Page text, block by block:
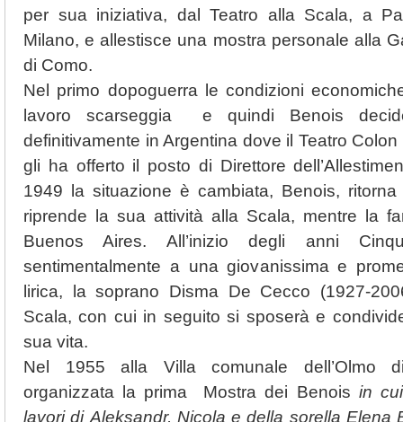
per sua iniziativa, dal Teatro alla Scala, a
Milano, e allestisce una mostra personale alla
di Como.
Nel primo dopoguerra le condizioni
lavoro scarseggia e quindi Benois
definitivamente in Argentina dove il Teatro
gli ha offerto il posto di Direttore
1949 la situazione è cambiata, Benois,
riprende la sua attività alla Scala, mentre la
Buenos Aires. All’inizio degli anni
sentimentalmente a una giovanissima e
lirica, la soprano Disma De Cecco (1927-
Scala, con cui in seguito si sposerà e
sua vita.
Nel 1955 alla Villa comunale dell’Olmo
organizzata la prima Mostra dei Benois in
lavori di Aleksandr, Nicola e della sorella Elena